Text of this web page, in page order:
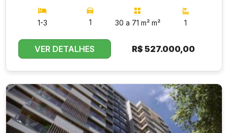
1-3 1 30 a 71 m² m² 1
VER DETALHES R$ 527.000,00